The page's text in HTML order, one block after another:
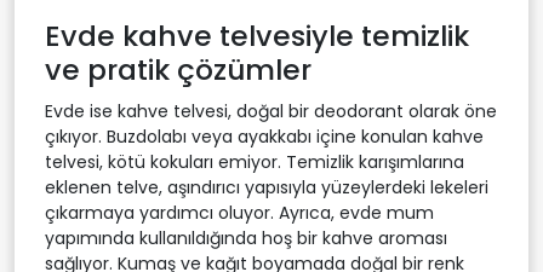
Evde kahve telvesiyle temizlik
ve pratik çözümler
Evde ise kahve telvesi, doğal bir deodorant olarak öne
çıkıyor. Buzdolabı veya ayakkabı içine konulan kahve
telvesi, kötü kokuları emiyor. Temizlik karışımlarına
eklenen telve, aşındırıcı yapısıyla yüzeylerdeki lekeleri
çıkarmaya yardımcı oluyor. Ayrıca, evde mum
yapımında kullanıldığında hoş bir kahve aroması
sağlıyor. Kumaş ve kağıt boyamada doğal bir renk